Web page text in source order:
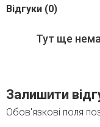
Відгуки (0)
Тут ще
Залишити
Обов'язкові поля